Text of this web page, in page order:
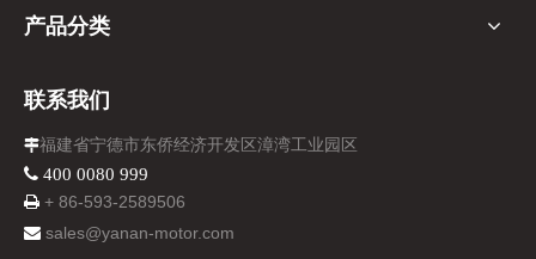
产品分类
联系我们
福建省宁德市东侨经济开发区漳湾工业园区
 400 0080 999
 + 86-593-2589506
 sales@yanan-motor.com